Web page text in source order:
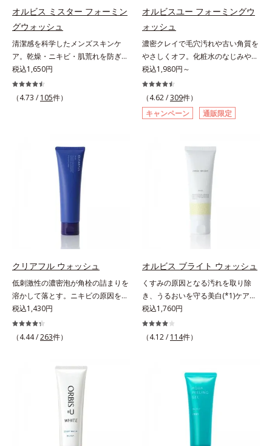
料・アルコールフリー・パラベンフ
リーで、徹底的に肌に寄り添いま
す。*1 乾燥と敏感をくり返すこと
*2 敏感肌対象連用テスト済（すべ
ての方のお肌に合うということでは
ありません）*3 乾燥して敏感に感
じやすい状態のこと*4 発酵アミノ
酸（ポリグルタミン酸）配合＝乾燥
こやかに保つ保湿成分、微生物由来
アミノ酸（エクトイン）配合＝乱れ
た角層にうるおいを与え、肌荒れを
でオルビスユー ドットシリーズは
美容成分(*9)として「G.D.F.アクテ
ィベーター(*10)」を配合。そし
て、従来から配合している美白(*1)
有効成分「トラネキサム酸」を配合
しました。さらに、シリーズ共通の
美容成分「GLルートブースター
(*11)」を配合することで、肌のふ
っくら感や透明感を叶えます。美白
ケアしながら多角的なエイジングケ
上向き(*12)のハリと透明感を。効
果的なシナジー設計で、あなたのエ
イジングケアを応援します。*1 メ
ラニンの生成を抑え、シミ・ソバカ
スを防ぐ（ウォッシュを除く）*2
オルビス内スキンケアシリーズの保
湿力*3 年齢に応じたお手入れのこ
と*4 剥がれずに肌に蓄積した古い
角層*5 乾燥による*6 洗浄によ
る物理的効果*7 うるおいによる
*8 乾燥、ハリ・ツヤのなさ*9
保湿成分*10 ロニセラカエルレア
果汁、ノバラエキス配合＝うるおい
を与えハリと透明感に満ちた肌へ導
く保湿成分*11 メマツヨイグサ抽
出液、スイカズラエキス配合＝角層
気持ちのこと
オルビス ミスター フォーミン
グウォッシュ
清潔感を科学したメンズスキンケ
ア。乾燥・ニキビ・肌荒れを防ぎハ
リ・ツヤのある、好印象な清潔透明
肌(*1)へ。オルビス ミスターは、男
性の清潔感、爽やかさ、若々しさの
(*3)。ニキビ・肌荒れ予防有効成分
と保湿成分を新たに配合。これまで
の乾燥・テカリへのケアはそのまま
に、肌荒れ・ニキビ予防など“今”の
肌悩みに応え、“未来”を見据えて好
印象の鍵となるハリ・ツヤへもアプ
ローチする進化を遂げました。うる
おいを逃しやすい男性肌に着目し、
アイテム同士をなじみやすくする
「うるおいコネクト設計」を採用。
8アイテム分の機能を3ステップに集
約し、よりシンプルなお手入れで、
ハリ・ツヤのある好印象な清潔透明
肌(*1)へ導きます。*1 うるおいによ
る透明感のある肌*2 男性の顔画像
を用いた印象評価において、基準画
かさ印象が高く評価されたこと*3
2022年12月22日時点で、科学文献
データベースPubMed及びGoogle
scholarにより国内化粧品業界にお
ーラ化成研究所調べ）
税込1,650円
（4.73 / 105件）
オルビスユー フォーミングウ
ォッシュ
濃密クレイで毛穴汚れや古い角質を
やさしくオフ。化粧水のなじみやす
い肌に。7000種を超える成分から
厳選し、「うるおいの質(*1)」に着
目した初期エイジングケア(*2)シリ
ーズオルビスユーは肌本来のうるお
いやバリア機能にアプローチする初
「うるおいの質」に着目し、肌荒れ
を予防しながらうるおいに満ちた美
しい肌へと導きます。ポーラ・オル
ビスグループ独自の肌荒れ防止有効
成分として、「DF-パンテノール
(*3)」を国内唯一(*4)、高濃度で配
合。角層のバリア機能にアプローチ
して肌荒れを防ぎ、肌不調にゆらが
ない肌を叶えます。そして、独自研
究に基づいたアプローチ成分「MC
アクティベーター(*5)」。肌のうる
おいを引き出し・高めて、ハリ感あ
ふれる肌へと導きます。うるおいに
満ちたゆらがない肌をご体感いただ
くために設計された3ステップで、
いつも力強く美しくあり続けるあな
齢に応じたお手入れのこと*3 デク
スパンテノールW*4 2022年5月
Mintel社データベース及び先行技術
調査による当社調べ*5 オトギリソ
ウエキス配合＝肌にうるおいを与
え、うるおいに満ちたハリツヤ肌へ
税込1,980円～
（4.62 /309件）
キャンペーン
通販限定
クリアフル ウォッシュ
低刺激性の濃密泡が角栓の詰まりを
溶かして落とす。ニキビの原因を残
さないクリアな肌に洗い上げる洗顔
料。「ニキビをくり返してしまう」
「毛穴目立ちが気になる」「マスク
ニキビの根本原因「肌のバリア機能
の低下」と、肌悩み「毛穴の目立
ち」の両方にWでアプローチする、
薬用ニキビ対策スキンケアシリーズ
です。5種の和漢植物由来成分とコ
ラーゲンが肌をいたわりながらうる
税込1,430円
（4.44 /263件）
オルビス ブライト ウォッシュ
くすみの原因となる汚れを取り除
き、うるおいを守る美白(*1)ケアシ
リーズの洗顔料。業界初(*2)知見
「メラニンの第三のルート」である
「横のひろがり」に着目して、全方
てしまった紫外線ダメージをきっか
けに、肌深く(*5)では「メラニンに
じみ(*6)」が発現。シミやそばかす
という「点」だけでなく、透明感の
なさなどの「面」での透明感を阻害
する原因を引き起こしていることが
税込1,760円
（4.12 / 114件）